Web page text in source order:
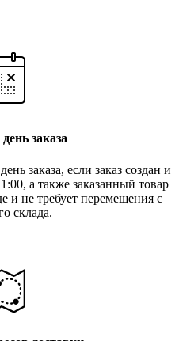
заказа
заказа, если заказ создан и
а также заказанный товар
и не требует перемещения с
склада.